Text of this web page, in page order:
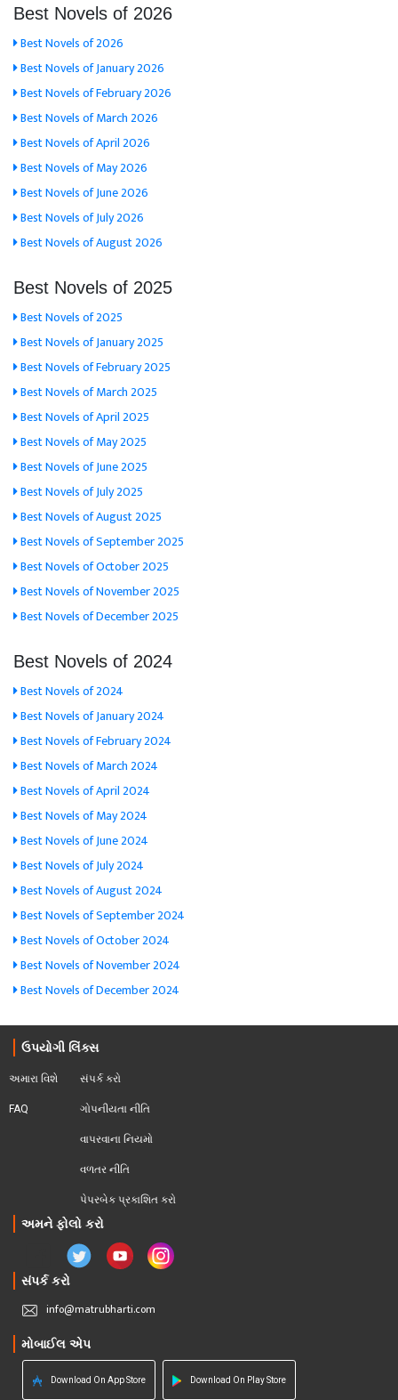
Best Novels of 2026
Best Novels of 2026
Best Novels of January 2026
Best Novels of February 2026
Best Novels of March 2026
Best Novels of April 2026
Best Novels of May 2026
Best Novels of June 2026
Best Novels of July 2026
Best Novels of August 2026
Best Novels of 2025
Best Novels of 2025
Best Novels of January 2025
Best Novels of February 2025
Best Novels of March 2025
Best Novels of April 2025
Best Novels of May 2025
Best Novels of June 2025
Best Novels of July 2025
Best Novels of August 2025
Best Novels of September 2025
Best Novels of October 2025
Best Novels of November 2025
Best Novels of December 2025
Best Novels of 2024
Best Novels of 2024
Best Novels of January 2024
Best Novels of February 2024
Best Novels of March 2024
Best Novels of April 2024
Best Novels of May 2024
Best Novels of June 2024
Best Novels of July 2024
Best Novels of August 2024
Best Novels of September 2024
Best Novels of October 2024
Best Novels of November 2024
Best Novels of December 2024
ઉપયોગી લિંક્સ
અમારા વિશે
FAQ
સંપર્ક કરો
ગોપનીયતા નીતિ
વાપરવાના નિયમો
વળતર નીતિ
પેપરબેક પ્રકાશિત કરો
અમને ફોલો કરો
સંપર્ક કરો
info@matrubharti.com
મોબાઈલ એપ
Download On App Store Download On Play Store